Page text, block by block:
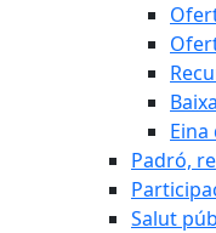
Padró,
Salut